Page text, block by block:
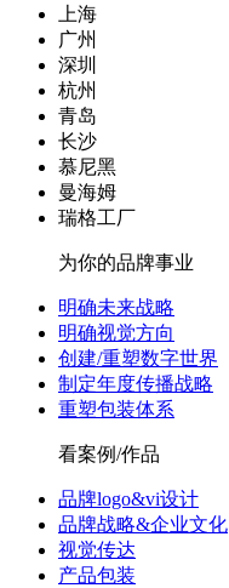
上海
广州
深圳
杭州
青岛
长沙
慕尼黑
曼海姆
瑞格工厂
为你的品牌事业
明确未来战略
明确视觉方向
创建/重塑数字世界
制定年度传播战略
重塑包装体系
看案例/作品
品牌logo&vi设计
品牌战略&企业文化
视觉传达
产品包装